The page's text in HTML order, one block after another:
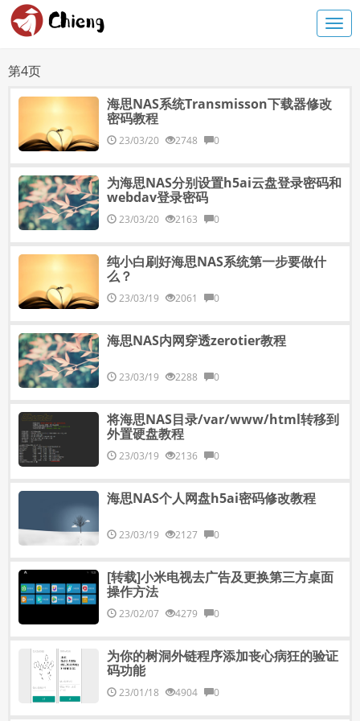
第4页
海思NAS系统Transmisson下载器修改
密码教程
23/03/20 2748 0
为海思NAS分别设置h5ai云盘登录密码和
webdav登录密码
23/03/20 2163 0
纯小白刷好海思NAS系统第一步要做什
么？
23/03/19 2061 0
海思NAS内网穿透zerotier教程
23/03/19 2288 0
将海思NAS目录/var/www/html转移到
外置硬盘教程
23/03/19 2136 0
海思NAS个人网盘h5ai密码修改教程
23/03/19 2127 0
[转载]小米电视去广告及更换第三方桌面
操作方法
23/02/07 4279 0
为你的树洞外链程序添加丧心病狂的验证
码功能
23/01/18 4904 0